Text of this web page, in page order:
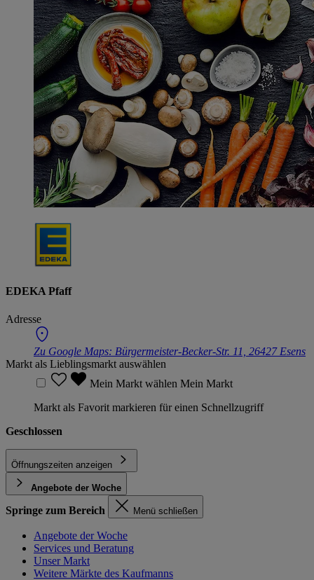
EDEKA Pfaff
Adresse
Zu Google Maps: Bürgermeister-Becker-Str. 11, 26427 Esens
Markt als Lieblingsmarkt auswählen
Mein Markt wählen Mein Markt
Markt als Favorit markieren für einen Schnellzugriff
Geschlossen
Öffnungszeiten anzeigen
Angebote der Woche
Springe zum Bereich Menü schließen
Angebote der Woche
Services und Beratung
Unser Markt
Weitere Märkte des Kaufmanns